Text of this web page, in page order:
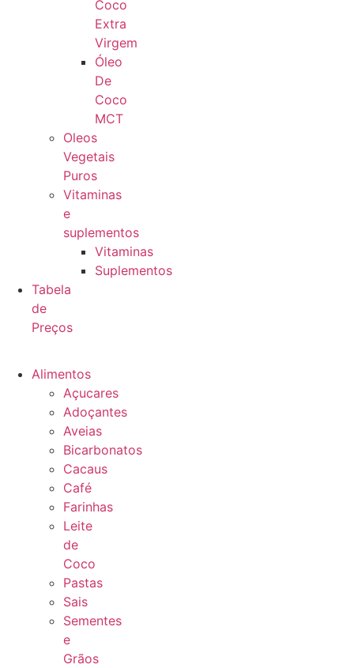
Coco
Extra
Virgem
Óleo
De
Coco
MCT
Oleos
Vegetais
Puros
Vitaminas
e
suplementos
Vitaminas
Suplementos
Tabela
de
Preços
Alimentos
Açucares
Adoçantes
Aveias
Bicarbonatos
Cacaus
Café
Farinhas
Leite
de
Coco
Pastas
Sais
Sementes
e
Grãos